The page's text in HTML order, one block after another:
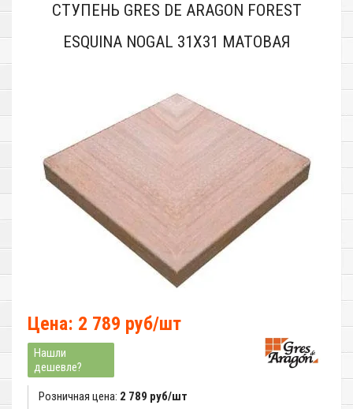
СТУПЕНЬ GRES DE ARAGON FOREST
ESQUINA NOGAL 31X31 МАТОВАЯ
Цена: 2 789 руб/шт
Нашли
дешевле?
Розничная цена: 2 789 руб/шт